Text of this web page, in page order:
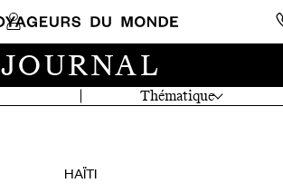
Thématique
JOURNAL
HAÏTI